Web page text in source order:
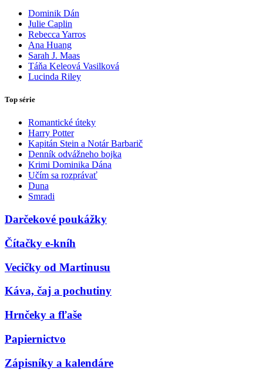
Dominik Dán
Julie Caplin
Rebecca Yarros
Ana Huang
Sarah J. Maas
Táňa Keleová Vasilková
Lucinda Riley
Top série
Romantické úteky
Harry Potter
Kapitán Stein a Notár Barbarič
Denník odvážneho bojka
Krimi Dominika Dána
Učím sa rozprávať
Duna
Smradi
Darčekové poukážky
Čítačky e-kníh
Vecičky od Martinusu
Káva, čaj a pochutiny
Hrnčeky a fľaše
Papiernictvo
Zápisníky a kalendáre